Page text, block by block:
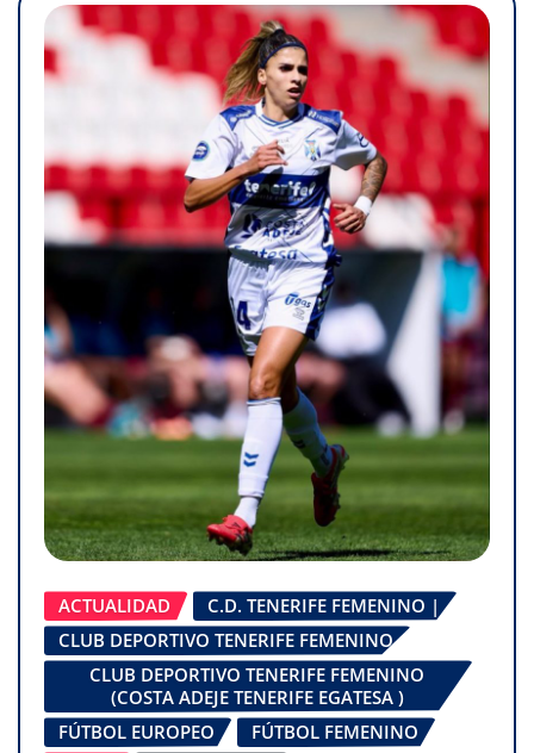
ACTUALIDAD
C.D. TENERIFE FEMENINO |
CLUB DEPORTIVO TENERIFE FEMENINO
CLUB DEPORTIVO TENERIFE FEMENINO
(COSTA ADEJE TENERIFE EGATESA )
FÚTBOL EUROPEO
FÚTBOL FEMENINO